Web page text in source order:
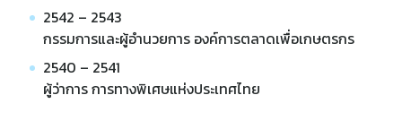
2542 – 2543
กรรมการและผู้อำนวยการ องค์การตลาดเพื่อเกษตรกร
2540 – 2541
ผู้ว่าการ การทางพิเศษแห่งประเทศไทย